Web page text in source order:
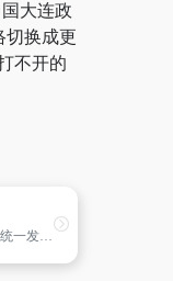
大连政
切换成更
不开的
泾阳县人民政府网站是县政府在互联网上统一发布各类政务信息、提供网上服务的综合平台。网站致力于泾阳县扩大对外宣传、推行政务公开、服务泾阳县经济、提供便民服务。